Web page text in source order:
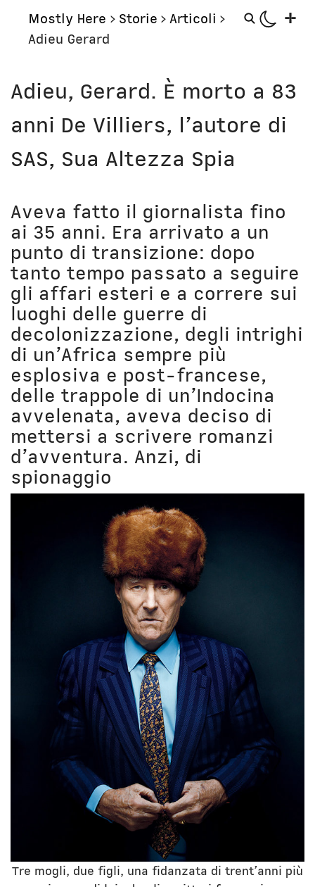
Mostly Here > Storie > Articoli >
Adieu Gerard
+
Mostly
Mostly Friends
Mostly Weekly
Storie
Aerei
Orologi
Il Culto della Mela
Narrazioni
Lavori in corso
Digito Ergo Sum
Domenica Internet
Nausicaa
Corsi
Unicatt
Unibg
Civica Scuola
Bio
In prima persona
In terza persona
English Bio
Adieu, Gerard. È morto a 83
anni De Villiers, l’autore di
SAS, Sua Altezza Spia
Aveva fatto il giornalista fino
ai 35 anni. Era arrivato a un
punto di transizione: dopo
tanto tempo passato a seguire
gli affari esteri e a correre sui
luoghi delle guerre di
decolonizzazione, degli intrighi
di un’Africa sempre più
esplosiva e post-francese,
delle trappole di un’Indocina
avvelenata, aveva deciso di
mettersi a scrivere romanzi
d’avventura. Anzi, di
spionaggio
Tre mogli, due figli, una fidanzata di trent’anni più